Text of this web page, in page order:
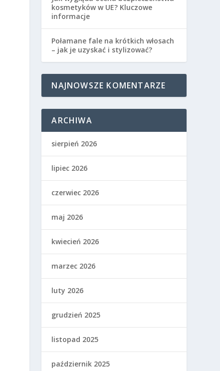
kosmetyków w UE? Kluczowe
informacje
Połamane fale na krótkich włosach
– jak je uzyskać i stylizować?
NAJNOWSZE KOMENTARZE
ARCHIWA
sierpień 2026
lipiec 2026
czerwiec 2026
maj 2026
kwiecień 2026
marzec 2026
luty 2026
grudzień 2025
listopad 2025
październik 2025